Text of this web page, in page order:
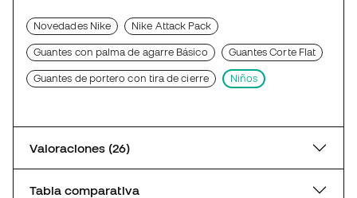
Novedades Nike Nike Attack Pack
Guantes con palma de agarre Básico Guantes Corte Flat
Guantes de portero con tira de cierre Niños
Valoraciones (26)
Tabla comparativa